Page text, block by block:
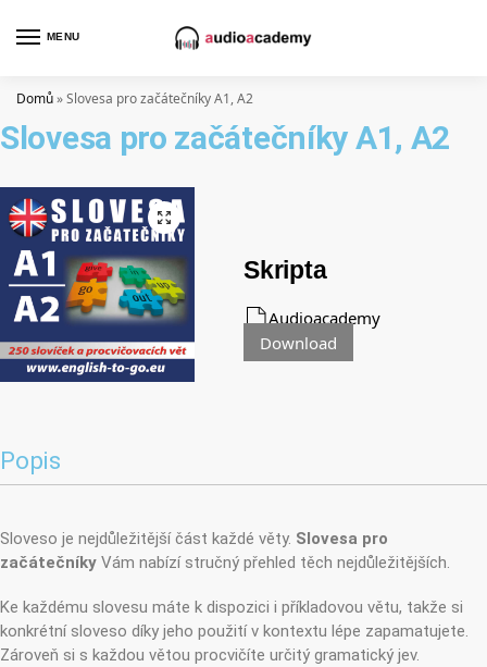
MENU
Domů»Slovesa pro začátečníky A1, A2
Slovesa pro začátečníky A1, A2
Skripta
Audioacademy
Download
Popis
Sloveso je nejdůležitější část každé věty. Slovesa pro
začátečníky Vám nabízí stručný přehled těch nejdůležitějších.
Ke každému slovesu máte k dispozici i příkladovou větu, takže si
konkrétní sloveso díky jeho použití v kontextu lépe zapamatujete.
Zároveň si s každou větou procvičíte určitý gramatický jev.